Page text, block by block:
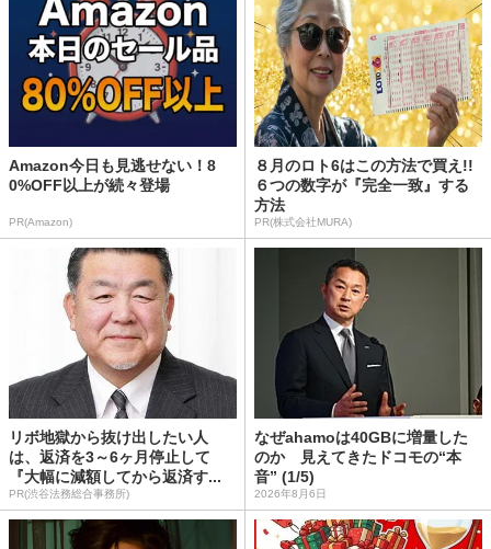
Amazon今日も見逃せない！8
0%OFF以上が続々登場
PR(Amazon)
８月のロト6はこの方法で買え!!
６つの数字が『完全一致』する
方法
PR(株式会社MURA)
リボ地獄から抜け出したい人
は、返済を3～6ヶ月停止して
『大幅に減額してから返済す...
PR(渋谷法務総合事務所)
なぜahamoは40GBに増量した
のか 見えてきたドコモの“本
音” (1/5)
2026年8月6日